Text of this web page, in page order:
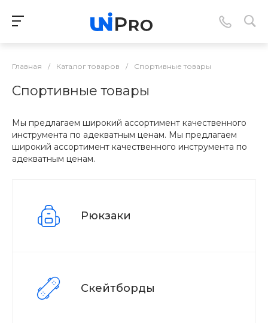
Главная / Каталог товаров / Спортивные товары
Спортивные товары
Мы предлагаем широкий ассортимент качественного
инструмента по адекватным ценам. Мы предлагаем
широкий ассортимент качественного инструмента по
адекватным ценам.
Рюкзаки
Скейтборды